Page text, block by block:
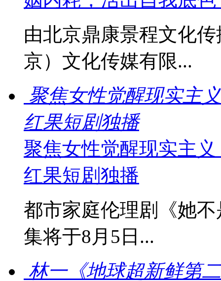
由北京鼎康景程文化
京）文化传媒有限...
聚焦女性觉醒现实主
红果短剧独播
聚焦女性觉醒现实主
红果短剧独播
都市家庭伦理剧《她
集将于8月5日...
林一《地球超新鲜第